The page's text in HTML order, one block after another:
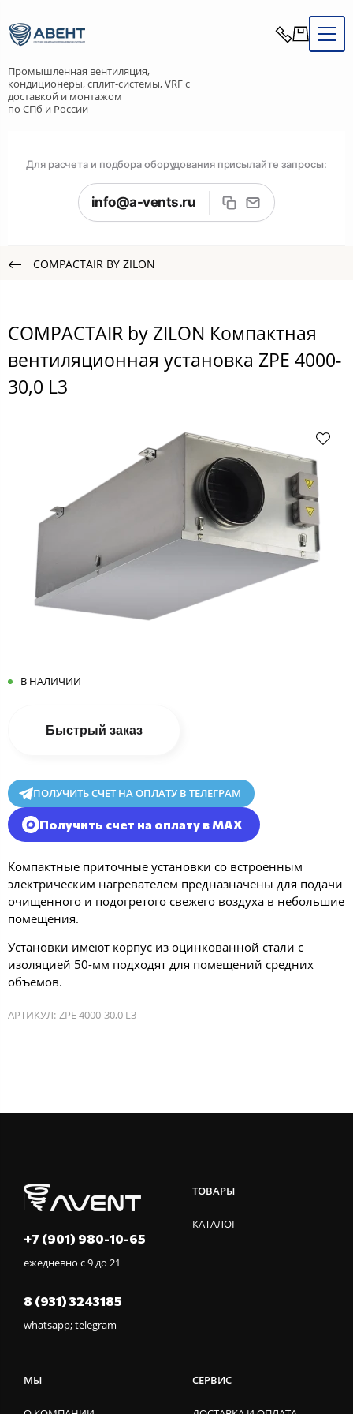
Промышленная вентиляция,
кондиционеры, сплит-системы, VRF с
доставкой и монтажом
по СПб и России
Для расчета и подбора оборудования присылайте запросы:
info@a-vents.ru
COMPACTAIR BY ZILON
COMPACTAIR by ZILON Компактная
вентиляционная установка ZPE 4000-
30,0 L3
В НАЛИЧИИ
Быстрый заказ
ПОЛУЧИТЬ СЧЕТ НА ОПЛАТУ В ТЕЛЕГРАМ
Получить счет на оплату в MAX
Компактные приточные установки со встроенным
электрическим нагревателем предназначены для подачи
очищенного и подогретого свежего воздуха в небольшие
помещения.
Установки имеют корпус из оцинкованной стали с
изоляцией 50-мм подходят для помещений средних
объемов.
АРТИКУЛ: ZPE 4000-30,0 L3
+7 (901) 980-10-65
ежедневно с 9 до 21
8 (931) 3243185
whatsapp; telegram
ТОВАРЫ
КАТАЛОГ
МЫ СЕРВИС